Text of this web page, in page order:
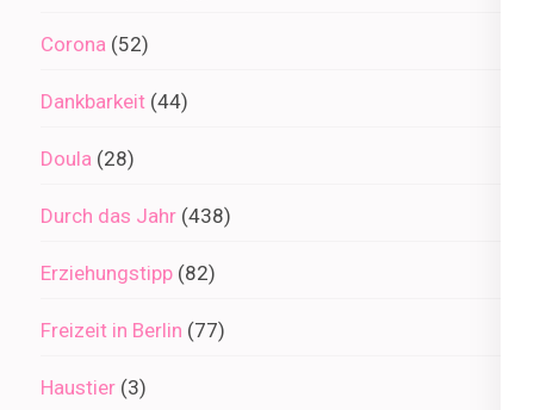
Corona (52)
Dankbarkeit (44)
Doula (28)
Durch das Jahr (438)
Erziehungstipp (82)
Freizeit in Berlin (77)
Haustier (3)